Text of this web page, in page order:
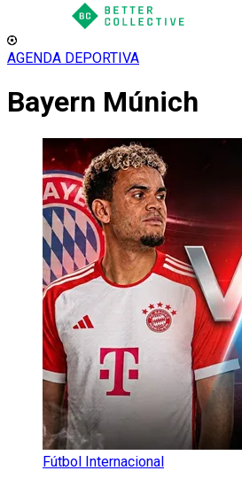
AGENDA DEPORTIVA
Bayern Múnich
Fútbol Internacional